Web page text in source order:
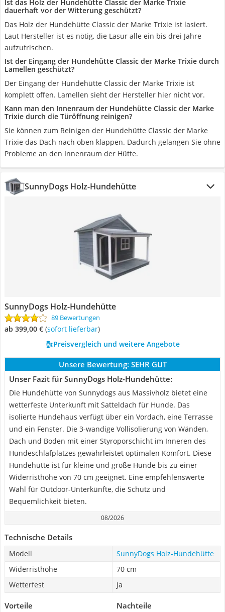
Ist das Holz der Hundehütte Classic der Marke Trixie
dauerhaft vor der Witterung geschützt?
Das Holz der Hundehütte Classic der Marke Trixie ist lasiert.
Laut Hersteller ist es nötig, die Lasur alle ein bis drei Jahre
aufzufrischen.
Ist der Eingang der Hundehütte Classic der Marke Trixie durch
Lamellen geschützt?
Der Eingang der Hundehütte Classic der Marke Trixie ist
komplett offen. Lamellen sieht der Hersteller hier nicht vor.
Kann man den Innenraum der Hundehütte Classic der Marke
Trixie durch die Türöffnung reinigen?
Sie können zum Reinigen der Hundehütte Classic der Marke
Trixie das Dach nach oben klappen. Dadurch gelangen Sie ohne
Probleme an den Innenraum der Hütte.
SunnyDogs Holz-Hundehütte
SunnyDogs Holz-Hundehütte
89 Bewertungen
ab 399,00 € ( Sofort lieferbar)
Preisvergleich und weitere Angebote
Unsere Bewertung: SEHR GUT
Unser Fazit für SunnyDogs Holz-Hundehütte:
Die Hundehütte von Sunnydogs aus Massivholz bietet eine
wetterfeste Unterkunft mit Satteldach für Hunde. Das
isolierte Hundehaus verfügt über ein Vordach, eine Terrasse
und ein Fenster. Die 3-wandige Vollisolierung von Wänden,
Dach und Boden mit einer Styroporschicht im Inneren des
Hundeschlafplatzes gewährleistet optimalen Komfort. Diese
Hundehütte ist für kleine und große Hunde bis zu einer
Widerristhöhe von 70 cm geeignet. Eine empfehlenswerte
Wahl für Outdoor-Unterkünfte, die Schutz und
Bequemlichkeit bieten.
08/2026
Technische Details
Modell
SunnyDogs Holz-Hundehütte
Widerristhöhe
70 cm
Wetterfest
Ja
Vorteile Nachteile